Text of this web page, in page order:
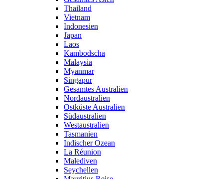
Thailand
Vietnam
Indonesien
Japan
Laos
Kambodscha
Malaysia
Myanmar
Singapur
Gesamtes Australien
Nordaustralien
Ostküste Australien
Südaustralien
Westaustralien
Tasmanien
Indischer Ozean
La Réunion
Malediven
Seychellen